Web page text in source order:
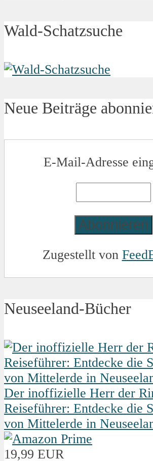
Wald-Schatzsuche
Neue Beiträge
E-Mail-Adresse
Zugestellt von
Neuseeland-Bücher
Der inoffizielle Herr der
Reiseführer: Entdecke die
von Mittelerde in
19,99 EUR